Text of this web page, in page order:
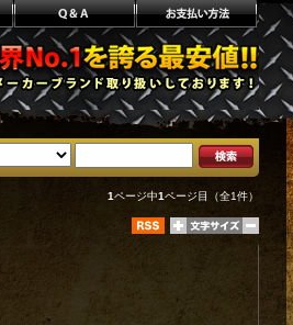
1ページ中1ページ目（全1件）